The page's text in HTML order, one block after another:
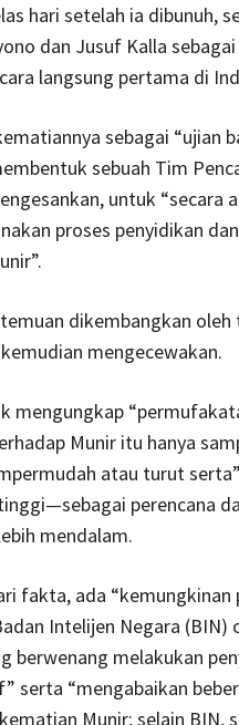
hari setelah ia dibunuh,
dan Jusuf Kalla
langsung pertama di
sebagai “ujian
sebuah Tim
untuk “secara
proses penyidikan
dikembangkan oleh
mengecewakan.
mengungkap
Munir itu hanya
atau turut
perencana
mendalam.
fakta, ada “kemungkinan
Intelijen Negara (BIN)
berwenang melakukan
serta “mengabaikan
Munir; selain BIN,